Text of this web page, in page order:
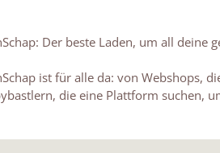
Der beste Laden, um all deine
ist für alle da: von Webshops,
die eine Plattform suchen,